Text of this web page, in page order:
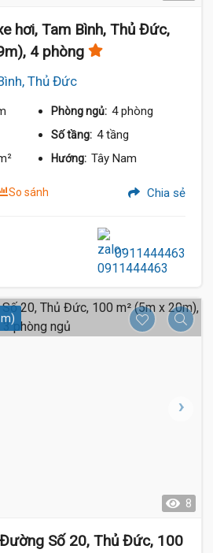
hơi, Tam Bình, Thủ Đức,
4 phòng
Thủ Đức
Phòng ngủ: 4 phòng
Số tầng: 4 tầng
Hướng: Tây Nam
So sánh Chia sẻ
0911444463
8
Số 20, Thủ Đức, 100